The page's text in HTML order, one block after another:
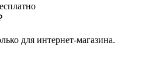
для интернет-магазина.